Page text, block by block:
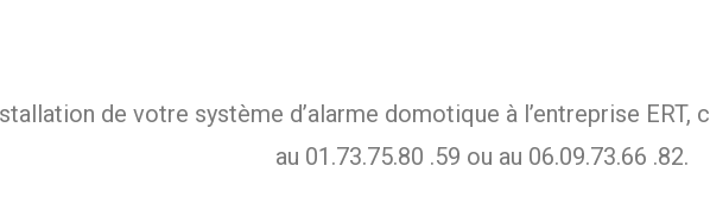
de votre système d’alarme domotique à l’entreprise
au 01.73.75.80 .59 ou au 06.09.73.66 .82.